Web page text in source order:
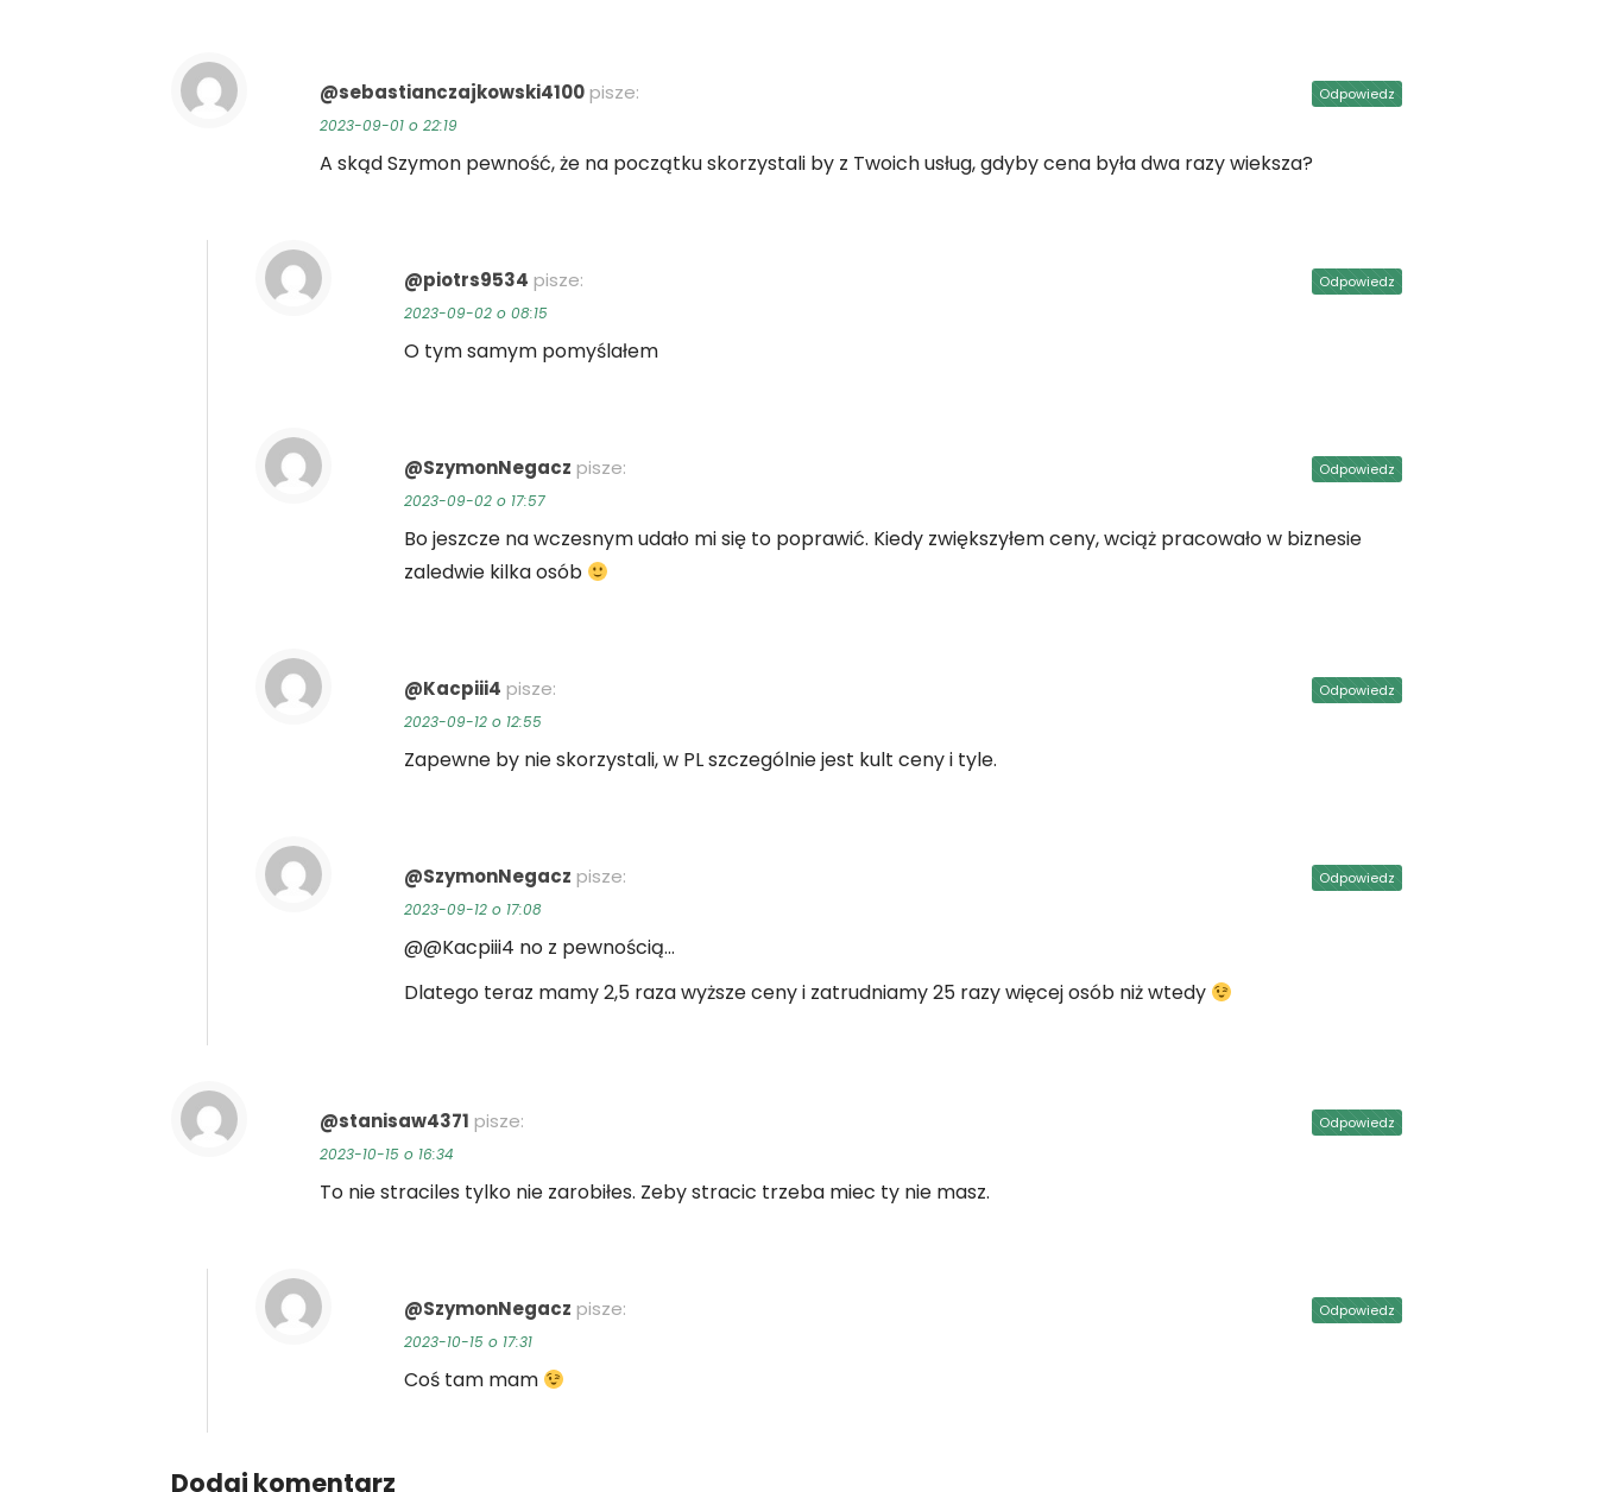
@sebastianczajkowski4100pisze:
2023-09-01 o 22:19
A skąd Szymon pewność, że na początku skorzystali by z Twoich usług, gdyby cena była dwa razy wieksza?
Odpowiedz
@piotrs9534 pisze:
2023-09-02 o 08:15
O tym samym pomyślałem
Odpowiedz
@SzymonNegacz pisze:
2023-09-02 o 17:57
Bo jeszcze na wczesnym udało mi się to poprawić. Kiedy zwiększyłem ceny, wciąż pracowało w biznesie
zaledwie kilka osób
Odpowiedz
@Kacpiii4 pisze:
2023-09-12 o 12:55
Zapewne by nie skorzystali, w PL szczególnie jest kult ceny i tyle.
Odpowiedz
@SzymonNegacz pisze:
2023-09-12 o 17:08
@@Kacpiii4 no z pewnością…
Dlatego teraz mamy 2,5 raza wyższe ceny i zatrudniamy 25 razy więcej osób niż wtedy
Odpowiedz
@stanisaw4371 pisze:
2023-10-15 o 16:34
To nie straciles tylko nie zarobiłes. Zeby stracic trzeba miec ty nie masz.
Odpowiedz
@SzymonNegacz pisze:
2023-10-15 o 17:31
Coś tam mam
Odpowiedz
Dodaj komentarz